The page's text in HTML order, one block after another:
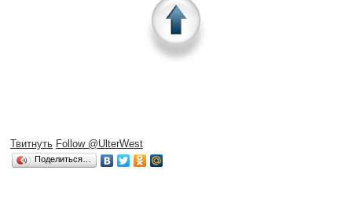
Твитнуть Follow @UlterWest
Поделиться…